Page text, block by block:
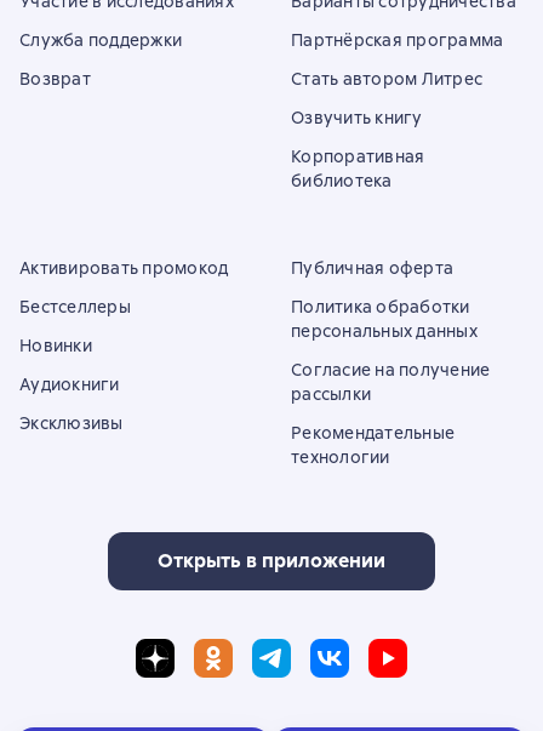
Служба поддержки
Возврат
Партнёрская программа
Стать автором Литрес
Озвучить книгу
Корпоративная
библиотека
Активировать промокод
Бестселлеры
Новинки
Аудиокниги
Эксклюзивы
Публичная оферта
Политика обработки
персональных данных
Согласие на получение
рассылки
Рекомендательные
технологии
Открыть в приложении